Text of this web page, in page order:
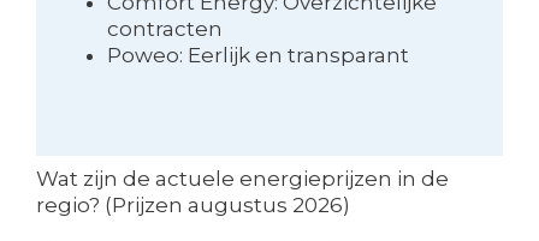
contracten
Poweo: Eerlijk en transparant
Wat zijn de actuele energieprijzen in de
regio? (Prijzen augustus 2026)